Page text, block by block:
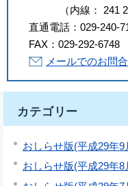
（内線 ： 241
直通電話： 029-240-
FAX： 029-292-6748
メールでのお問
カテゴリー
おしらせ版(平成29年9
おしらせ版(平成29年8